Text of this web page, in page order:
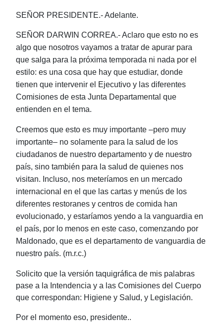
SEÑOR PRESIDENTE.- Adelante.
SEÑOR DARWIN CORREA.- Aclaro que esto no es
algo que nosotros vayamos a tratar de apurar para
que salga para la próxima temporada ni nada por el
estilo: es una cosa que hay que estudiar, donde
tienen que intervenir el Ejecutivo y las diferentes
Comisiones de esta Junta Departamental que
entienden en el tema.
Creemos que esto es muy importante ‒pero muy
importante‒ no solamente para la salud de los
ciudadanos de nuestro departamento y de nuestro
país, sino también para la salud de quienes nos
visitan. Incluso, nos meteríamos en un mercado
internacional en el que las cartas y menús de los
diferentes restoranes y centros de comida han
evolucionado, y estaríamos yendo a la vanguardia en
el país, por lo menos en este caso, comenzando por
Maldonado, que es el departamento de vanguardia de
nuestro país. (m.r.c.)
Solicito que la versión taquigráfica de mis palabras
pase a la Intendencia y a las Comisiones del Cuerpo
que correspondan: Higiene y Salud, y Legislación.
Por el momento eso, presidente..